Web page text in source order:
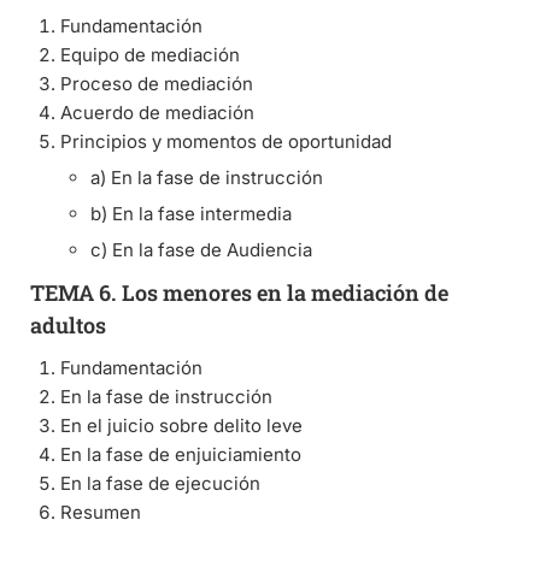
Fundamentación
Equipo de mediación
Proceso de mediación
Acuerdo de mediación
Principios y momentos de oportunidad
a) En la fase de instrucción
b) En la fase intermedia
c) En la fase de Audiencia
TEMA 6. Los menores en la mediación de
adultos
Fundamentación
En la fase de instrucción
En el juicio sobre delito leve
En la fase de enjuiciamiento
En la fase de ejecución
Resumen